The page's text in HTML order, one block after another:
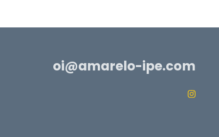
oi@amarelo-ipe.com